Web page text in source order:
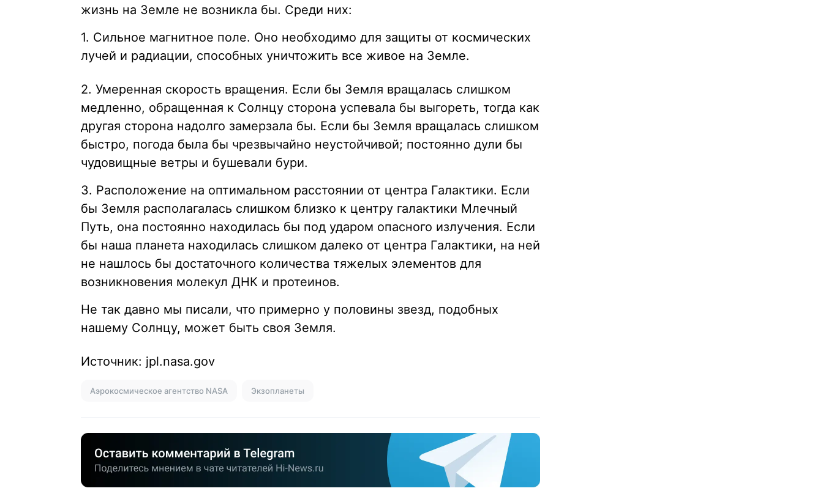
жизнь на Земле не возникла бы. Среди них:
1. Сильное магнитное поле. Оно необходимо для защиты от космических
лучей и радиации, способных уничтожить все живое на Земле.
2. Умеренная скорость вращения. Если бы Земля вращалась слишком
медленно, обращенная к Солнцу сторона успевала бы выгореть, тогда как
другая сторона надолго замерзала бы. Если бы Земля вращалась слишком
быстро, погода была бы чрезвычайно неустойчивой; постоянно дули бы
чудовищные ветры и бушевали бури.
3. Расположение на оптимальном расстоянии от центра Галактики. Если
бы Земля располагалась слишком близко к центру галактики Млечный
Путь, она постоянно находилась бы под ударом опасного излучения. Если
бы наша планета находилась слишком далеко от центра Галактики, на ней
не нашлось бы достаточного количества тяжелых элементов для
возникновения молекул ДНК и протеинов.
Не так давно мы писали, что примерно у половины звезд, подобных
нашему Солнцу, может быть своя Земля.
Источник: jpl.nasa.gov
Аэрокосмическое агентство NASA Экзопланеты